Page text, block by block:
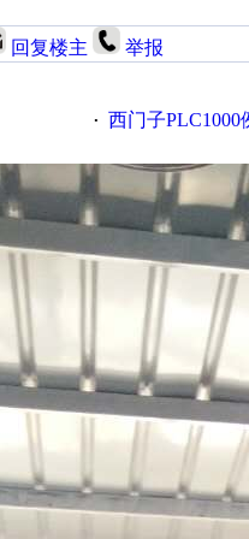
回复楼主 举报
· 西门子PLC1000